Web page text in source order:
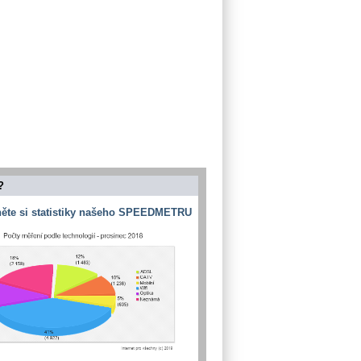
si statistiky našeho SPEEDMETRU